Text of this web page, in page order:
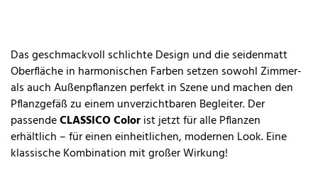
Das geschmackvoll schlichte Design und die seidenmatt
Oberfläche in harmonischen Farben setzen sowohl Zimmer-
als auch Außenpflanzen perfekt in Szene und machen den
Pflanzgefäß zu einem unverzichtbaren Begleiter. Der
passendeCLASSICO Colorist jetzt für alle Pflanzen
erhältlich – für einen einheitlichen, modernen Look. Eine
klassische Kombination mit großer Wirkung!